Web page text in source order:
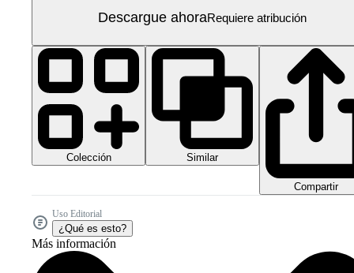
Descargue ahoraRequiere atribución
Colección Similar
Compartir
Uso Editorial
¿Qué es esto?
Más información